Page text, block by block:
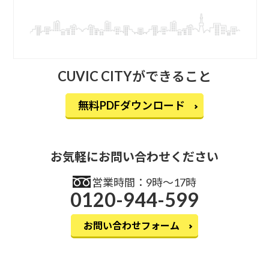
CUVIC CITYができること
無料PDFダウンロード
お気軽にお問い合わせください
営業時間：9時〜17時
0120-944-599
お問い合わせフォーム